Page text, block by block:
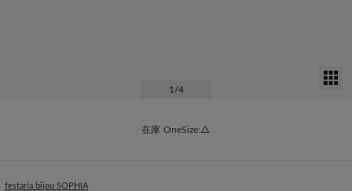
1 /4
在庫 OneSize:△
festaria bijou SOPHIA